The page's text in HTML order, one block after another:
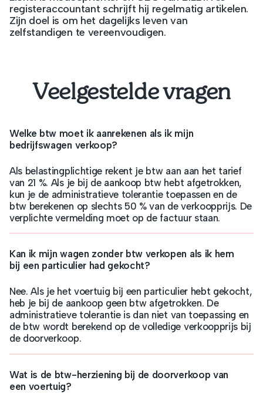
registeraccountant schrijft hij regelmatig artikelen.
Zijn doel is om het dagelijks leven van
zelfstandigen te vereenvoudigen.
Veelgestelde vragen
Welke btw moet ik aanrekenen als ik mijn
bedrijfswagen verkoop?
Als belastingplichtige rekent je btw aan aan het tarief
van 21 %. Als je bij de aankoop btw hebt afgetrokken,
kun je de administratieve tolerantie toepassen en de
btw berekenen op slechts 50 % van de verkoopprijs. De
verplichte vermelding moet op de factuur staan.
Kan ik mijn wagen zonder btw verkopen als ik hem
bij een particulier had gekocht?
Nee. Als je het voertuig bij een particulier hebt gekocht,
heb je bij de aankoop geen btw afgetrokken. De
administratieve tolerantie is dan niet van toepassing en
de btw wordt berekend op de volledige verkoopprijs bij
de doorverkoop.
Wat is de btw-herziening bij de doorverkoop van
een voertuig?